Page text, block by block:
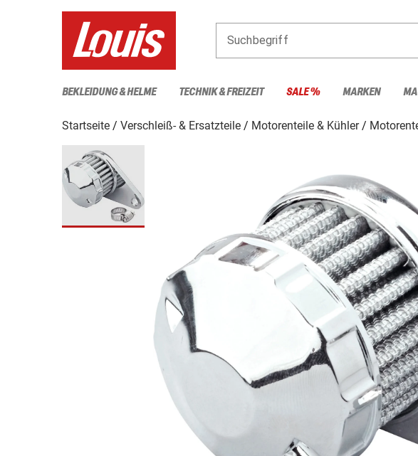
Suchbegriff
BEKLEIDUNG & HELME TECHNIK & FREIZEIT SALE % MARKEN
Startseite Verschleiß- & Ersatzteile Motorenteile & Kühler